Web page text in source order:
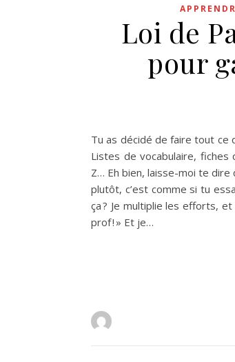
Loi de
pour
Tu as décidé de faire tout ce
Listes de vocabulaire, fiches
Z… Eh bien, laisse-moi te dire
plutôt, c’est comme si tu
ça ? Je multiplie les efforts,
prof ! » Et je…